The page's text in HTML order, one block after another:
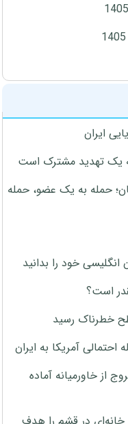
ایران
یک تهدید مشترک است
حمله به یک عضو، حمله
خود را بدانید
خطرناک رسید
آمریکا به ایران
از خاورمیانه آماده